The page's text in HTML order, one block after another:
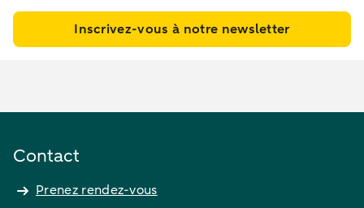
Inscrivez-vous à notre newsletter
Contact
Prenez rendez-vous